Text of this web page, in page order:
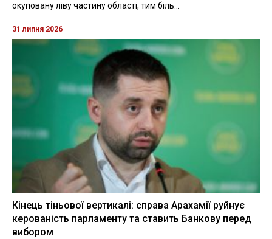
окуповану ліву частину області, тим біль...
31 липня 2026
Кінець тіньової вертикалі: справа Арахамії руйнує
керованість парламенту та ставить Банкову перед
вибором